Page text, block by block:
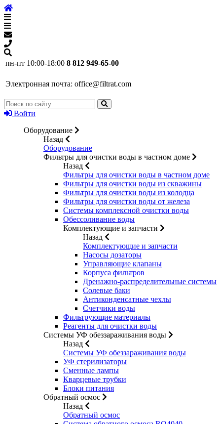
пн-пт 10:00-18:00 8 812 949-65-00
Электронная почта: office@filtrat.com
Войти
Оборудование
Назад
Оборудование
Фильтры для очистки воды в частном доме
Назад
Фильтры для очистки воды в частном доме
Фильтры для очистки воды из скважины
Фильтры для очистки воды из колодца
Фильтры для очистки воды от железа
Системы комплексной очистки воды
Обессоливание воды
Комплектующие и запчасти
Назад
Комплектующие и запчасти
Насосы дозаторы
Управляющие клапаны
Корпуса фильтров
Дренажно-распределительные системы
Солевые баки
Антиконденсатные чехлы
Счетчики воды
Фильтрующие материалы
Реагенты для очистки воды
Системы УФ обеззараживания воды
Назад
Системы УФ обеззараживания воды
УФ стерилизаторы
Сменные лампы
Кварцевые трубки
Блоки питания
Обратный осмос
Назад
Обратный осмос